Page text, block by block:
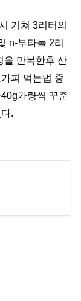
거쳐 3리터의
n-부타놀 2리
을 만복한후 산
피 먹는법 중
가량씩 꾸준
.